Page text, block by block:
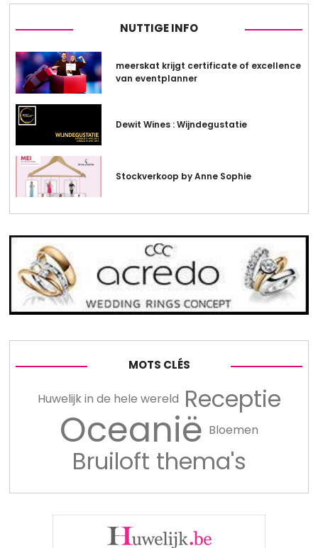
NUTTIGE INFO
meerskat krijgt certificate of excellence
van eventplanner
Dewit Wines : Wijndegustatie
Stockverkoop by Anne Sophie
MOTS CLÉS
Huwelijk in de hele wereld Receptie
Oceanië Bloemen
Bruiloft thema's